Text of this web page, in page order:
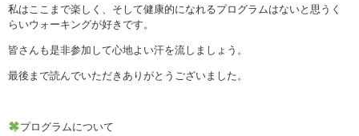
私はここまで楽しく、そして健康的になれるプログラムはないと思うく
らいウォーキングが好きです。
皆さんも是非参加して心地よい汗を流しましょう。
最後まで読んでいただきありがとうございました。
プログラムについて